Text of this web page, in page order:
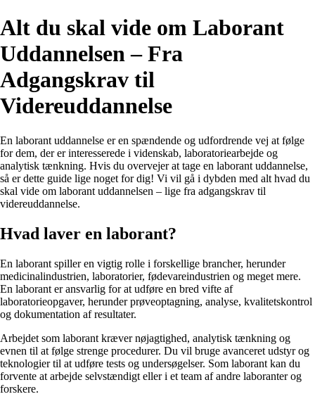
Alt du skal vide om Laborant
Uddannelsen – Fra
Adgangskrav til
Videreuddannelse
En laborant uddannelse er en spændende og udfordrende vej at følge
for dem, der er interesserede i videnskab, laboratoriearbejde og
analytisk tænkning. Hvis du overvejer at tage en laborant uddannelse,
så er dette guide lige noget for dig! Vi vil gå i dybden med alt hvad du
skal vide om laborant uddannelsen – lige fra adgangskrav til
videreuddannelse.
Hvad laver en laborant?
En laborant spiller en vigtig rolle i forskellige brancher, herunder
medicinalindustrien, laboratorier, fødevareindustrien og meget mere.
En laborant er ansvarlig for at udføre en bred vifte af
laboratorieopgaver, herunder prøveoptagning, analyse, kvalitetskontrol
og dokumentation af resultater.
Arbejdet som laborant kræver nøjagtighed, analytisk tænkning og
evnen til at følge strenge procedurer. Du vil bruge avanceret udstyr og
teknologier til at udføre tests og undersøgelser. Som laborant kan du
forvente at arbejde selvstændigt eller i et team af andre laboranter og
forskere.